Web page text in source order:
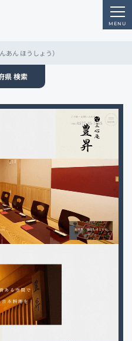
あん ほうしょう）
県 検索